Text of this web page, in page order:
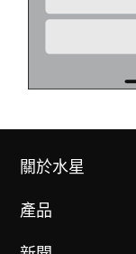
關於水星
產品